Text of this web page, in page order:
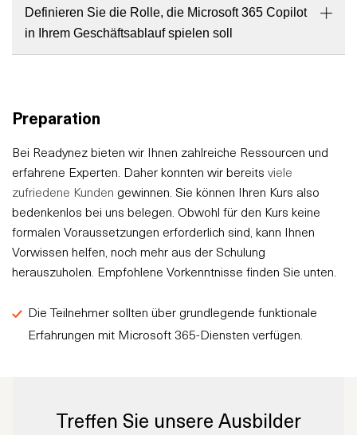
Definieren Sie die Rolle, die Microsoft 365 Copilot
in Ihrem Geschäftsablauf spielen soll
Preparation
Bei Readynez bieten wir Ihnen zahlreiche Ressourcen und
erfahrene Experten. Daher konnten wir bereits viele
zufriedene Kunden gewinnen. Sie können Ihren Kurs also
bedenkenlos bei uns belegen. Obwohl für den Kurs keine
formalen Voraussetzungen erforderlich sind, kann Ihnen
Vorwissen helfen, noch mehr aus der Schulung
herauszuholen. Empfohlene Vorkenntnisse finden Sie unten.
Die Teilnehmer sollten über grundlegende funktionale
Erfahrungen mit Microsoft 365-Diensten verfügen.
Treffen Sie unsere Ausbilder